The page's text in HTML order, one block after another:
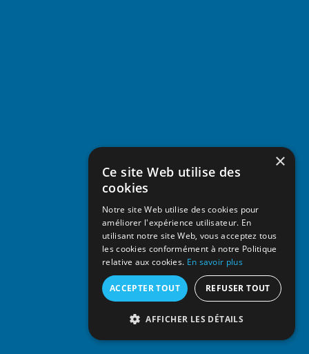
×
Ce site Web utilise des
cookies
Notre site Web utilise des cookies pour
améliorer l'expérience utilisateur. En
utilisant notre site Web, vous acceptez tous
les cookies conformément à notre Politique
relative aux cookies. En savoir plus
ACCEPTER TOUT REFUSER TOUT
AFFICHER LES DÉTAILS